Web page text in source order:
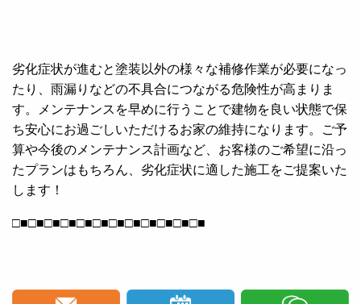
劣化症状が進むと塗装以外の様々な補修作業が必要になっ
たり、雨漏りなどの不具合につながる危険性が高まりま
す。メンテナンスを早めに行うことで建物を良い状態で保
ち安心にお過ごしいただけるお家の維持になります。ご予
算や今後のメンテナンス計画など、お客様のご希望に沿っ
たプランはもちろん、劣化症状に適した施工をご提案いた
します！
□■□■□■□■□■□■□■□■□■□■□■□■